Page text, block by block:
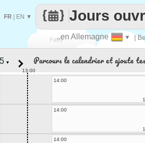
Faire..en Allemagne ▼ |
Jours
FR EN ▼
▼ Parcours le calendrier et ajoute
13:00
14:00
14:00
14:00